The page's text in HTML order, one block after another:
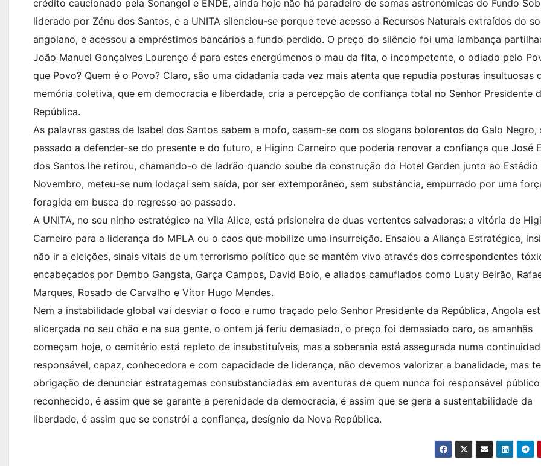
crédito caucionado pela Sonangol e ENDE, ainda hoje não há paradeiro de somas astronómicas do Fundo
liderado por Zénu dos Santos, e a UNITA silenciou-se porque teve acesso a Recursos Naturais extraídos do
angolano, e acessou a empréstimos bancários a fundo perdido. O preço do silêncio foi uma lambança
João Manuel Gonçalves Lourenço é para estes energúmenos o mau da fita, o incompetente, o odiado pelo
que Povo? Quem é o Povo? Claro, são uma cidadania cada vez mais atenta que repudia posturas insultuosas
memória coletiva, que em democracia e liberdade, cria a percepção de confiança total no Senhor Presidente
República.
As palavras gastas de Isabel dos Santos sabem a mofo, casam-se com os slogans bolorentos do Galo Negro,
passado a defender-se do presente e do futuro, e Higino Carneiro que poderia renovar a confiança que José
dos Santos lhe retirou, chamando-o de ladrão quando soube da construção do Hotel Garden junto ao Estádio
Novembro, meteu-se num lodaçal sem saída, por ser extemporâneo, sem substância, empurrado por uma
foragida em busca do regresso ao passado.
A UNITA, no seu ninho estratégico na Vila Alice, está prisioneira de duas vertentes salvadoras: a vitória de
Carneiro para a liderança do MPLA ou o caos que mobilize uma insurreição. Ensaiou a Aliança Estratégica,
não ir a eleições, sinais vitais de um terrorismo político que se mantém vivo através dos correspondentes
encabeçados por Dembo Gangsta, Garça Campos, David Boio, e aliados camuflados como Luaty Beirão,
Marques, Rosado de Carvalho e Vítor Hugo Mendes.
Nem a instabilidade global vai desviar o foco e rumo traçado pelo Senhor Presidente da República, Angola
alicerçada no seu chão e na sua gente, o ontem já feriu demasiado, o preço foi demasiado caro, os amanhãs
começam hoje, o cemitério está repleto de insubstituíveis, mas a soberania está assegurada numa
responsável, capaz, conhecedora e com capacidade de liderança, não devemos valorizar a banalidade, mas
obrigação de denunciar estratagemas consubstanciadas em aventuras de quem nunca foi responsável público
reconhecido, é assim que se garante a perenidade da democracia, é assim que se gera a sustentabilidade da
liberdade, é assim que se constrói a confiança, desígnio da Nova República.